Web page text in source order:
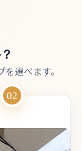
選べます。
02